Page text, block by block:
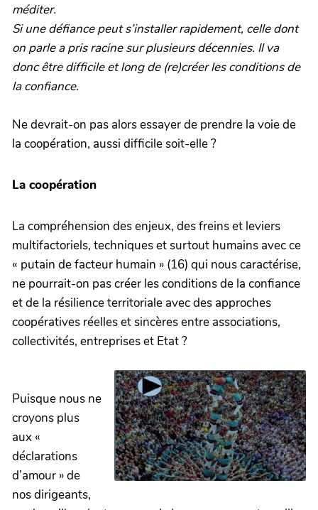
méditer.
Si une défiance peut s’installer rapidement, celle dont
on parle a pris racine sur plusieurs décennies. Il va
donc être difficile et long de (re)créer les conditions de
la confiance.
Ne devrait-on pas alors essayer de prendre la voie de
la coopération, aussi difficile soit-elle ?
La coopération
La compréhension des enjeux, des freins et leviers
multifactoriels, techniques et surtout humains avec ce
« putain de facteur humain » (16) qui nous caractérise,
ne pourrait-on pas créer les conditions de la confiance
et de la résilience territoriale avec des approches
coopératives réelles et sincères entre associations,
collectivités, entreprises et Etat ?
Puisque nous ne
croyons plus
aux «
déclarations
d’amour » de
nos dirigeants,